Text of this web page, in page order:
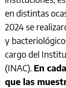
en distintas
2024 se
y
cargo del
(INAC). En
que las